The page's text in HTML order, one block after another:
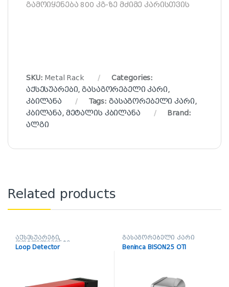
გამოიყენება 800 კგ-ზე მძიმე კარისთვის
SKU: Metal Rack
Categories:
აქსესუარები,გასაგორებელი კარი,
კბილანა
Tags: გასაგორებელი კარი,
კბილანა, მეტალის კბილანა
Brand:
ალგი
Related products
აქსესუარები,
ფოტოელემენტი
Loop Detector
გასაგორებელი კარი
Beninca BISON25 OTI